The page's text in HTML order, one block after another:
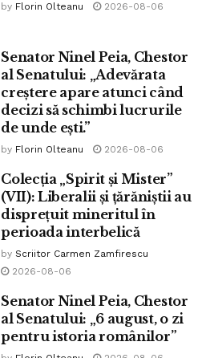
by Florin Olteanu 2026-08-06
Senator Ninel Peia, Chestor
al Senatului: „Adevărata
creștere apare atunci când
decizi să schimbi lucrurile
de unde ești.”
by Florin Olteanu 2026-08-06
Colecția „Spirit și Mister”
(VII): Liberalii și țărăniștii au
disprețuit mineritul în
perioada interbelică
by Scriitor Carmen Zamfirescu
2026-08-06
Senator Ninel Peia, Chestor
al Senatului: „6 august, o zi
pentru istoria românilor”